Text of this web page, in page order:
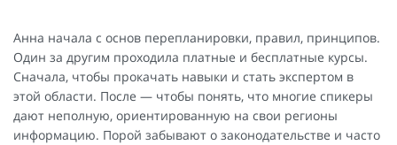
Анна начала с основ перепланировки, правил, принципов.
Один за другим проходила платные и бесплатные курсы.
Сначала, чтобы прокачать навыки и стать экспертом в
этой области. После — чтобы понять, что многие спикеры
дают неполную, ориентированную на свои регионы
информацию. Порой забывают о законодательстве и часто